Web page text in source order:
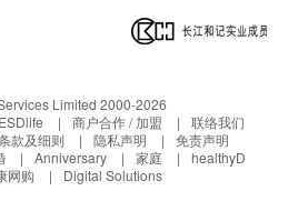
后，滤芯可享有6个月使用保证
影响致表面污物积聚较多，出水
可于购买日起6个月内于兆链有
半价折扣购买正价滤芯替换。
当的环境下（例如：置于炉具旁
限公司人员修理或安装
不依照使用说明的指示所引致之
当
Limited 2000-2026
商户合作 / 加盟
联络我们
款及细则 隐私声明
免责声明
Anniversary 家庭
healthyD
网购
Digital Solutions